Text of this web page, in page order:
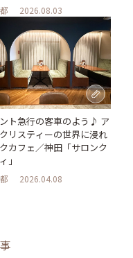
2026.08.03
ト急行の客車のよう♪ ア
リスティーの世界に浸れ
カフェ／神田「サロンク
」
2026.04.08